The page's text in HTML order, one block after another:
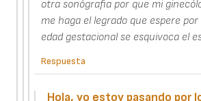
otra sonógrafia por que mi
me haga el legrado que espere
edad gestacional se esquivoca el
Respuesta
Hola, yo estoy pasando por